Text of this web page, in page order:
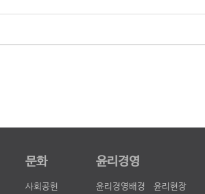
문화
사회공헌
윤리경영
윤리경영배경 윤리현장